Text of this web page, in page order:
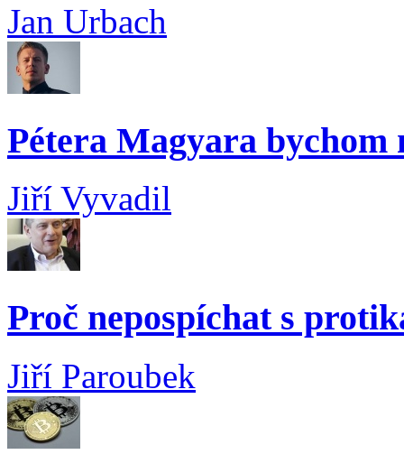
Jan Urbach
Pétera Magyara bychom
Jiří Vyvadil
Proč nepospíchat s
Jiří Paroubek